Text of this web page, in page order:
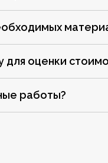
оценки
работы?